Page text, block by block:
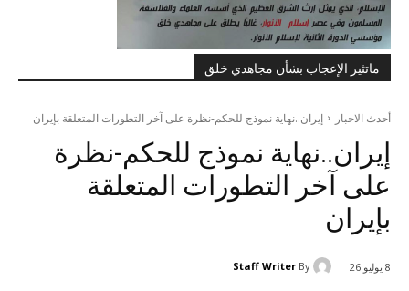
ماتثير الإعجاب بشأن مجاهدي خلق
أحدث الاخبار إيران..نهاية نموذج للحكم-نظرة على آخر التطورات المتعلقة بإيران
إيران..نهاية نموذج للحكم-نظرة
على آخر التطورات المتعلقة
بإيران
8 يوليو 26 By
Staff Writer